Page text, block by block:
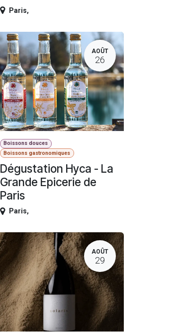
Paris,
AOÛT
26
Boissons douces
Boissons gastronomiques
Dégustation Hyca - La
Grande Epicerie de
Paris
Paris,
AOÛT
29